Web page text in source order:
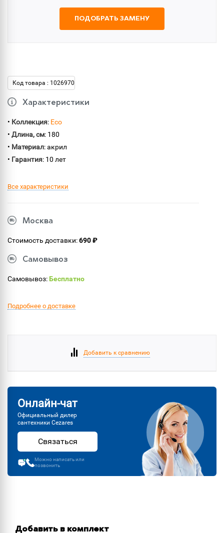
ПОДОБРАТЬ ЗАМЕНУ
Код товара : 1026970
Характеристики
• Коллекция: Eco
• Длина, см: 180
• Материал: акрил
• Гарантия: 10 лет
Все характеристики
Москва
Стоимость доставки:690 ₽
Самовывоз
Самовывоз:Бесплатно
Подробнее о доставке
Добавить к сравнению
Онлайн-чат
Официальный дилер
сантехники Cezares
Связаться
Можно написать или
позвонить
Добавить в комплект